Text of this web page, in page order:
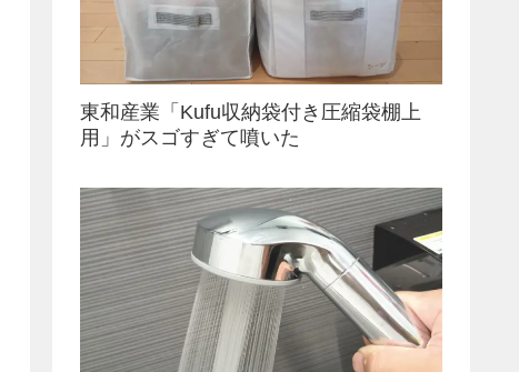
東和産業「Kufu収納袋付き圧縮袋棚上
用」がスゴすぎて噴いた